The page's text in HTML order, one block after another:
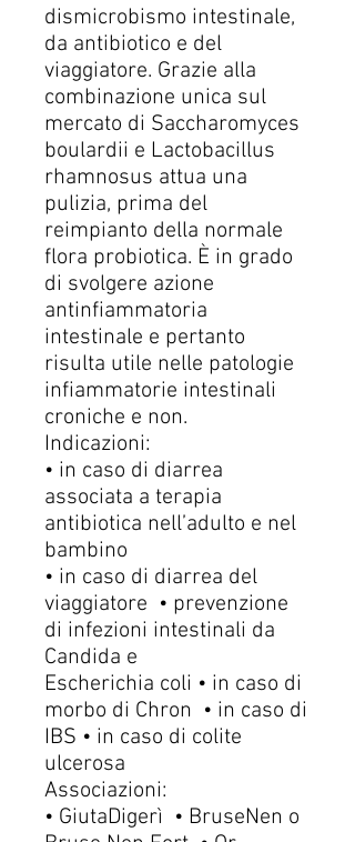
dismicrobismo intestinale,
da antibiotico e del
viaggiatore. Grazie alla
combinazione unica sul
mercato di Saccharomyces
boulardii e Lactobacillus
rhamnosus attua una
pulizia, prima del
reimpianto della normale
flora probiotica. È in grado
di svolgere azione
antinfiammatoria
intestinale e pertanto
risulta utile nelle patologie
infiammatorie intestinali
croniche e non.
Indicazioni:
• in caso di diarrea
associata a terapia
antibiotica nell’adulto e nel
bambino
• in caso di diarrea del
viaggiatore • prevenzione
di infezioni intestinali da
Candida e
Escherichia coli • in caso di
morbo di Chron • in caso di
IBS • in caso di colite
ulcerosa
Associazioni:
• GiutaDigerì • BruseNen o